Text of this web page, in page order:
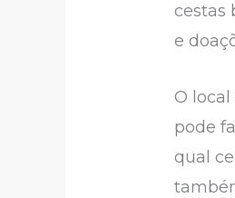
cestas
e
O
pode
qual